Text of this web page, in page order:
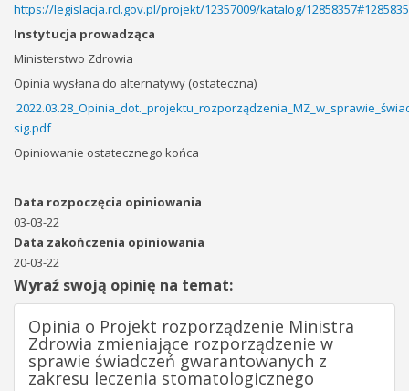
https://legislacja.rcl.gov.pl/projekt/12357009/katalog/
Instytucja prowadząca
Ministerstwo Zdrowia
Opinia wysłana do alternatywy (ostateczna)
sig.pdf
Opiniowanie ostatecznego końca
Data rozpoczęcia opiniowania
03-03-22
Data zakończenia opiniowania
20-03-22
Wyraź swoją opinię na temat:
Opinia o Projekt rozporządzenie Ministra
Zdrowia zmieniające rozporządzenie w
sprawie świadczeń gwarantowanych z
zakresu leczenia stomatologicznego